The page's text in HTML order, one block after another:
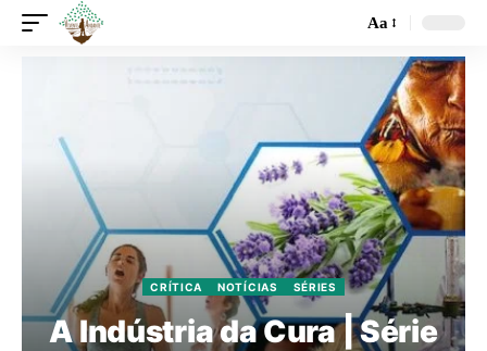
Aa
CRÍTICA NOTÍCIAS SÉRIES
A Indústria da Cura | Série